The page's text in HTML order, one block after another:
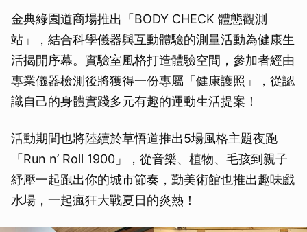
金典綠園道商場推出「BODY CHECK 體態觀測
站」，結合科學儀器與互動體驗的測量活動為健康生
活揭開序幕。實驗室風格打造體驗空間，參加者經由
專業儀器檢測後將獲得一份專屬「健康護照」，從認
識自己的身體實踐多元有趣的運動生活提案！
活動期間也將陸續於草悟道推出5場風格主題夜跑
「Run n’ Roll 1900」，從音樂、植物、毛孩到親子
紓壓一起跑出你的城市節奏，勤美術館也推出趣味戲
水場，一起瘋狂大戰夏日的炎熱！